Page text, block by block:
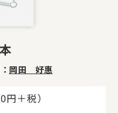
岡田 好惠
＋税）